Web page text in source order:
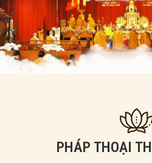
PHÁP THOẠI